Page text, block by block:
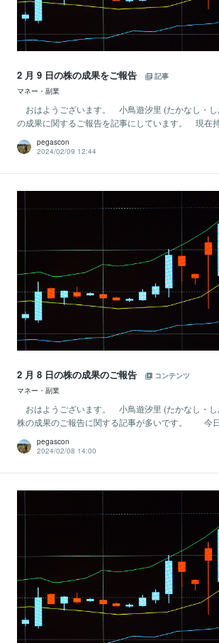
2 月 9 日の株の成果をご報告
記事
マネー・副業
おはようございます。 小鳥遊汐里 (たかなし・
の成果に関するご報告を記事にしています。 現在
pegascon
2024/02/09 12:44
2 月 8 日の株の成果のご報告
コンテンツ
マネー・副業
おはようございます。 小鳥遊汐里 (たかなし・
株の成果のご報告に関する記事が多いです。 今
pegascon
2024/02/08 14:00